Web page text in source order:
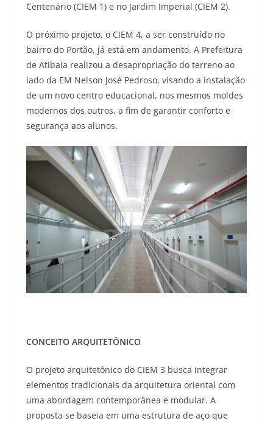
Centenário (CIEM 1) e no Jardim Imperial (CIEM 2).
O próximo projeto, o CIEM 4, a ser construído no
bairro do Portão, já está em andamento. A Prefeitura
de Atibaia realizou a desapropriação do terreno ao
lado da EM Nelson José Pedroso, visando a instalação
de um novo centro educacional, nos mesmos moldes
modernos dos outros, a fim de garantir conforto e
segurança aos alunos.
CONCEITO ARQUITETÔNICO
O projeto arquitetônico do CIEM 3 busca integrar
elementos tradicionais da arquitetura oriental com
uma abordagem contemporânea e modular. A
proposta se baseia em uma estrutura de aço que